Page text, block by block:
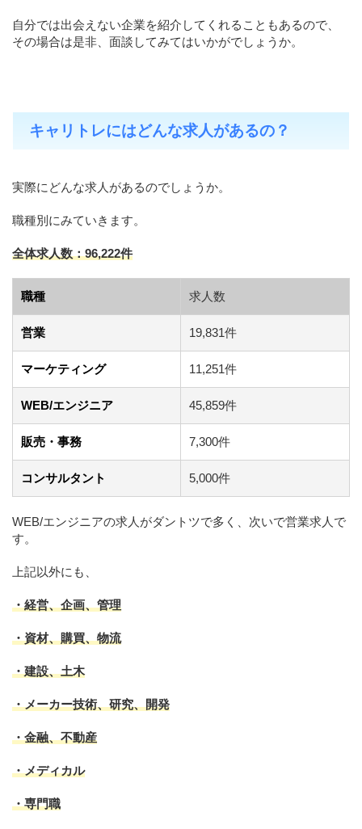
自分では出会えない企業を紹介してくれることもあるので、
その場合は是非、面談してみてはいかがでしょうか。
キャリトレにはどんな求人があるの？
実際にどんな求人があるのでしょうか。
職種別にみていきます。
全体求人数：96,222件
職種 求人数
営業 19,831件
マーケティング 11,251件
WEB/エンジニア 45,859件
販売・事務 7,300件
コンサルタント 5,000件
WEB/エンジニアの求人がダントツで多く、次いで営業求人で
す。
上記以外にも、
・経営、企画、管理
・資材、購買、物流
・建設、土木
・メーカー技術、研究、開発
・金融、不動産
・メディカル
・専門職